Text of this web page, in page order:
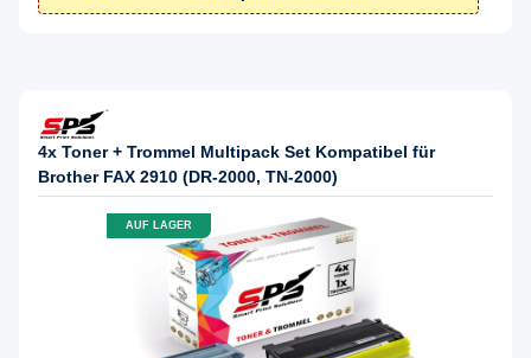
4x Toner + Trommel Multipack Set Kompatibel für
Brother FAX 2910 (DR-2000, TN-2000)
AUF LAGER